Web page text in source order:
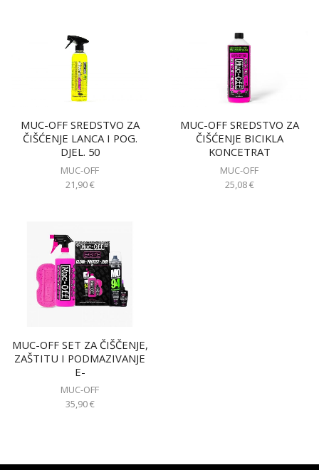
MUC-OFF SREDSTVO ZA
ČIŠĆENJE LANCA I POG.
DJEL. 50
MUC-OFF
21,90€
MUC-OFF SREDSTVO ZA
ČIŠĆENJE BICIKLA
KONCETRAT
MUC-OFF
25,08€
MUC-OFF SET ZA ČIŠČENJE,
ZAŠTITU I PODMAZIVANJE
E-
MUC-OFF
35,90€